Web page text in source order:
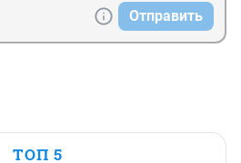
Отправить
ТОП 5